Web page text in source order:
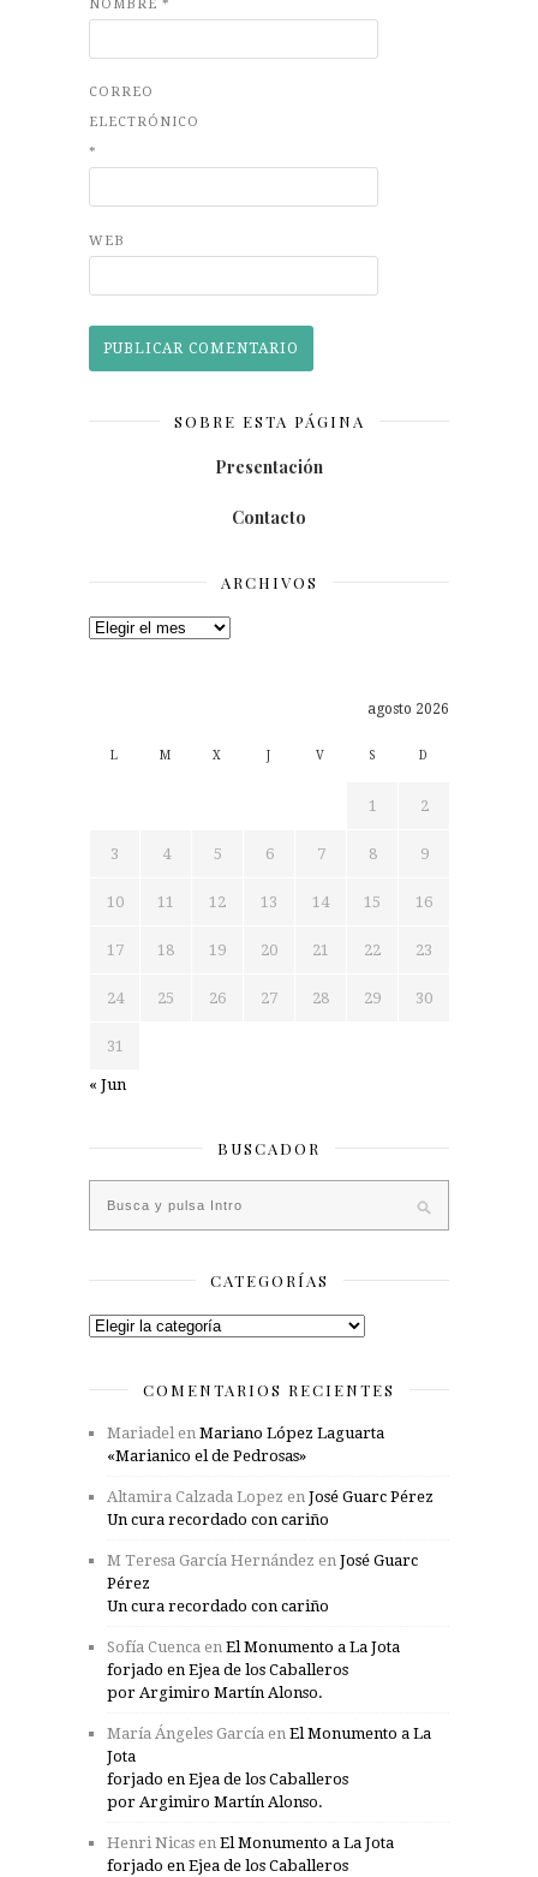
NOMBRE *
CORREO
ELECTRÓNICO
*
WEB
SOBRE ESTA PÁGINA
Presentación
Contacto
ARCHIVOS
Archivos
agosto 2026
L M X J V S D
1 2
3 4 5 6 7 8 9
10 11 12 13 14 15 16
17 18 19 20 21 22 23
24 25 26 27 28 29 30
31
« Jun
BUSCADOR
CATEGORÍAS
Categorías
COMENTARIOS RECIENTES
Mariadel en Mariano López Laguarta
«Marianico el de Pedrosas»
Altamira Calzada Lopez en José Guarc Pérez
Un cura recordado con cariño
M Teresa García Hernández en José Guarc
Pérez
Un cura recordado con cariño
Sofía Cuenca en El Monumento a La Jota
forjado en Ejea de los Caballeros
por Argimiro Martín Alonso.
María Ángeles García en El Monumento a La
Jota
forjado en Ejea de los Caballeros
por Argimiro Martín Alonso.
Henri Nicas en El Monumento a La Jota
forjado en Ejea de los Caballeros